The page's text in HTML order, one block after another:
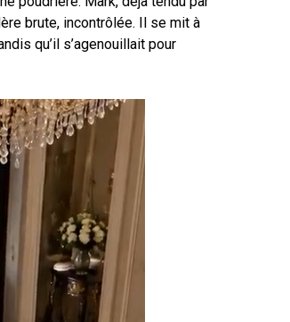
brute, incontrôlée. Il se mit à
qu’il s’agenouillait pour